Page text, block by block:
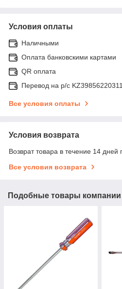
Условия оплаты
Наличными
Оплата банковскими картами
QR оплата
Перевод на р/с
Все условия оплаты
Условия возврата
Возврат товара в течение 14 дней
Все условия возврата
Подобные товары компании